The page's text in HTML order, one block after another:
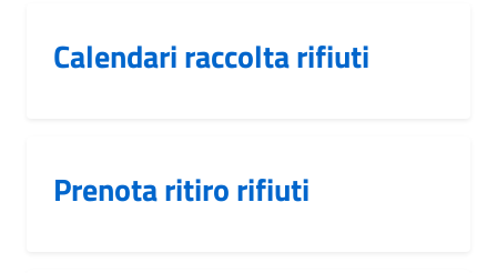
Calendari raccolta rifiuti
Prenota ritiro rifiuti